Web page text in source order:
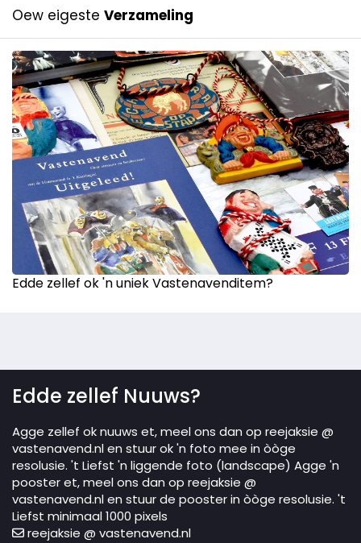
Oew eigeste Verzameling
Edde zellef ok 'n uniek Vastenavenditem?
Edde zellef Nuuws?
Agge zellef ok nuuws et, meel ons dan op reejaksie @
vastenavend.nl en stuur ok 'n foto mee in òòge
resolusie. 't Liefst 'n liggende foto (landscape) Agge 'n
pooster et, meel ons dan op reejaksie @
vastenavend.nl en stuur de pooster in òòge resolusie. 't
Liefst minimaal 1000 pixels
reejaksie @ vastenavend.nl